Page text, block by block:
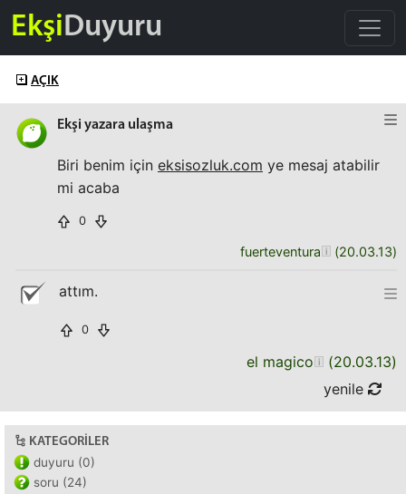
EkşiDuyuru
AÇIK
Ekşi yazara ulaşma
Biri benim için eksisozluk.com ye mesaj atabilir
mi acaba
0
fuerteventura (20.03.13)
attım.
0
el magico (20.03.13)
yenile
KATEGORILER
duyuru (0)
soru (24)